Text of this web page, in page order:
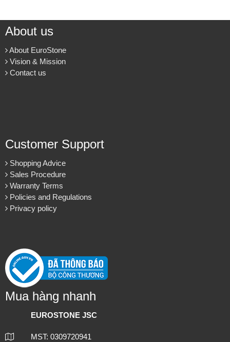
ĐƠN VỊ CUNG CẤP & THI CÔNG ĐÁ ỐP CỘT ĐÁ TRỤ CỔNG
About us
About EuroStone
Vision & Mission
Contact us
Customer Support
Shopping Advice
Sales Procedure
Warranty Terms
Policies and Regulations
Privacy policy
Mua hàng nhanh
EUROSTONE JSC
MST: 0309720941